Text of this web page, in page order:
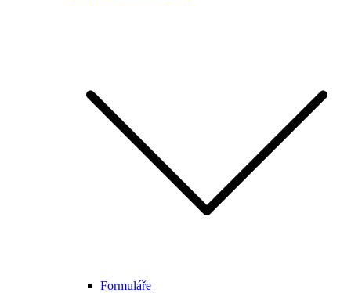
Formuláře